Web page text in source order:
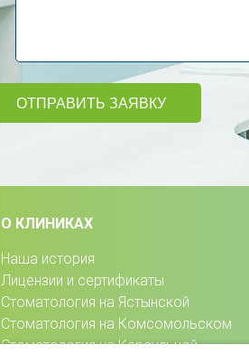
ОТПРАВИТЬ ЗАЯВКУ
О КЛИНИКАХ
Наша история
Лицензии и сертификаты
Стоматология на Ястынской
Стоматология на Комсомольском
Стоматология на Караульной